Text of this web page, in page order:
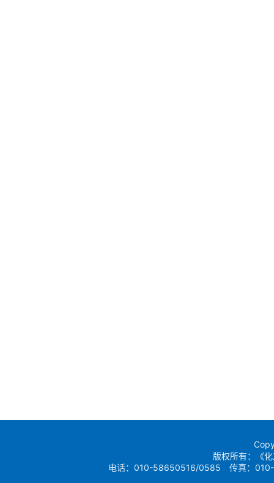
版权所有：《
电话：010-58650516/0585 传真：